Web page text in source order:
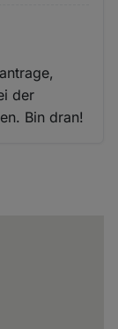
der
Bin dran!